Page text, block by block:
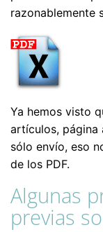
razonablemente
Ya hemos visto
artículos, página
sólo envío, eso
de los PDF.
Algunas
previas